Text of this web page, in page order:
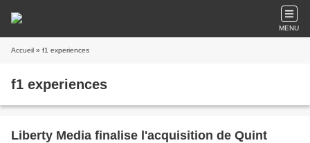
MENU
Accueil » f1 experiences
f1 experiences
Liberty Media finalise l'acquisition de Quint